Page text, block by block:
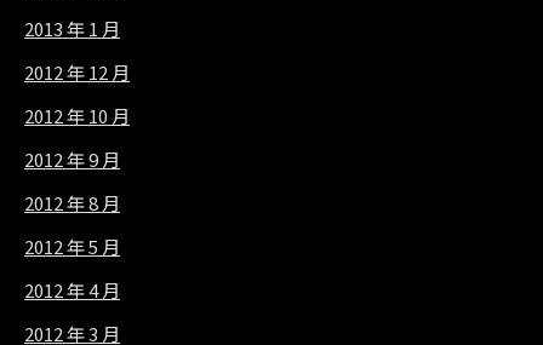
2013 年 1 月
2012 年 12 月
2012 年 10 月
2012 年 9 月
2012 年 8 月
2012 年 5 月
2012 年 4 月
2012 年 3 月